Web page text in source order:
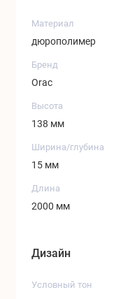
Материал
дюрополимер
Бренд
Orac
Высота
138 мм
Ширина/глубина
15 мм
Длина
2000 мм
Дизайн
Условный тон